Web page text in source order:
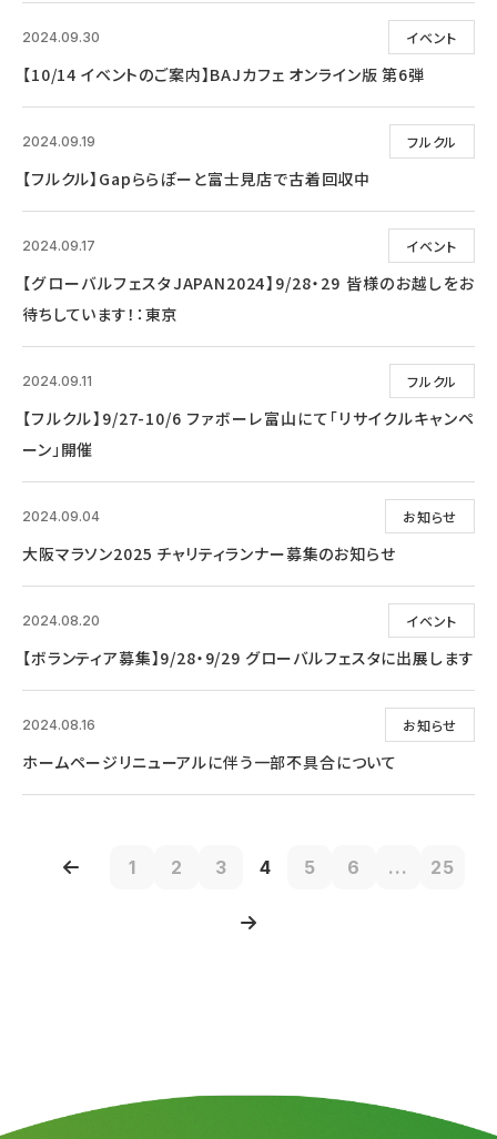
イベント
2024.09.30
【10/14 イベントのご案内】BAJカフェ オンライン版 第6弾
フルクル
2024.09.19
【フルクル】Gapららぽーと富士見店で古着回収中
イベント
2024.09.17
【グローバルフェスタJAPAN2024】9/28・29 皆様のお越しをお
待ちしています！：東京
フルクル
2024.09.11
【フルクル】9/27-10/6 ファボーレ富山にて「リサイクルキャンペ
ーン」開催
お知らせ
2024.09.04
大阪マラソン2025 チャリティランナー募集のお知らせ
イベント
2024.08.20
【ボランティア募集】9/28・9/29 グローバルフェスタに出展します
お知らせ
2024.08.16
ホームページリニューアルに伴う一部不具合について
1 2 3 4 5 6 ... 25